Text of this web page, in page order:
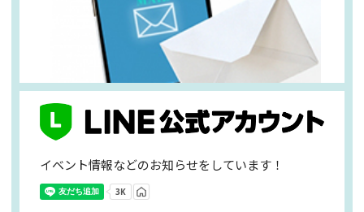
イベント情報などのお知らせをしています！